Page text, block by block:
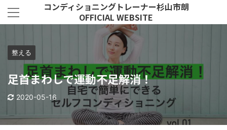
コンディショニングトレーナー杉山市朗
OFFICIAL WEBSITE
整える
足首まわしで運動不足解消！
2020-05-16